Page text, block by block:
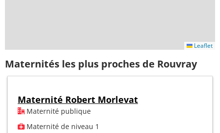
Leaflet
Maternités les plus proches de Rouvray
Maternité Robert Morlevat
Maternité publique
Maternité de niveau 1